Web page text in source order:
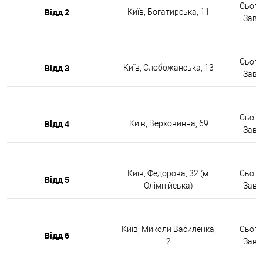
Відд 2 Київ, Богатирська, 11
Відд 3 Київ, Слобожанська, 13
Відд 4 Київ, Верховинна, 69
Відд 5
Київ, Федорова, 32 (м.
Олімпійська)
Відд 6
Київ, Миколи Василенка,
2